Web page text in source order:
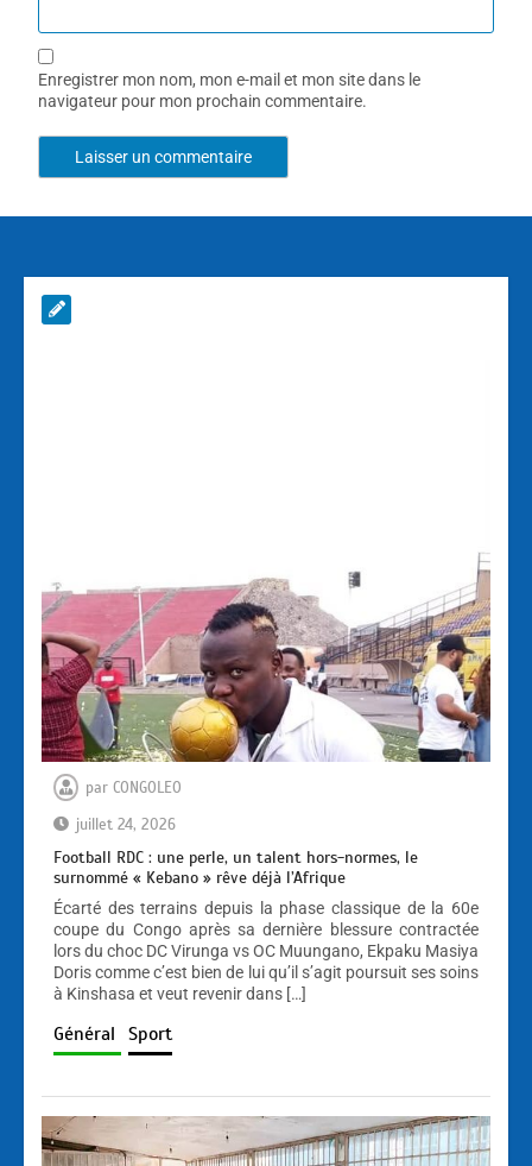
Enregistrer mon nom, mon e-mail et mon site dans le
navigateur pour mon prochain commentaire.
par CONGOLEO
juillet 24, 2026
Football RDC : une perle, un talent hors-normes, le
surnommé « Kebano » rêve déjà l’Afrique
Écarté des terrains depuis la phase classique de la 60e
coupe du Congo après sa dernière blessure contractée
lors du choc DC Virunga vs OC Muungano, Ekpaku Masiya
Doris comme c’est bien de lui qu’il s’agit poursuit ses soins
à Kinshasa et veut revenir dans […]
Général Sport